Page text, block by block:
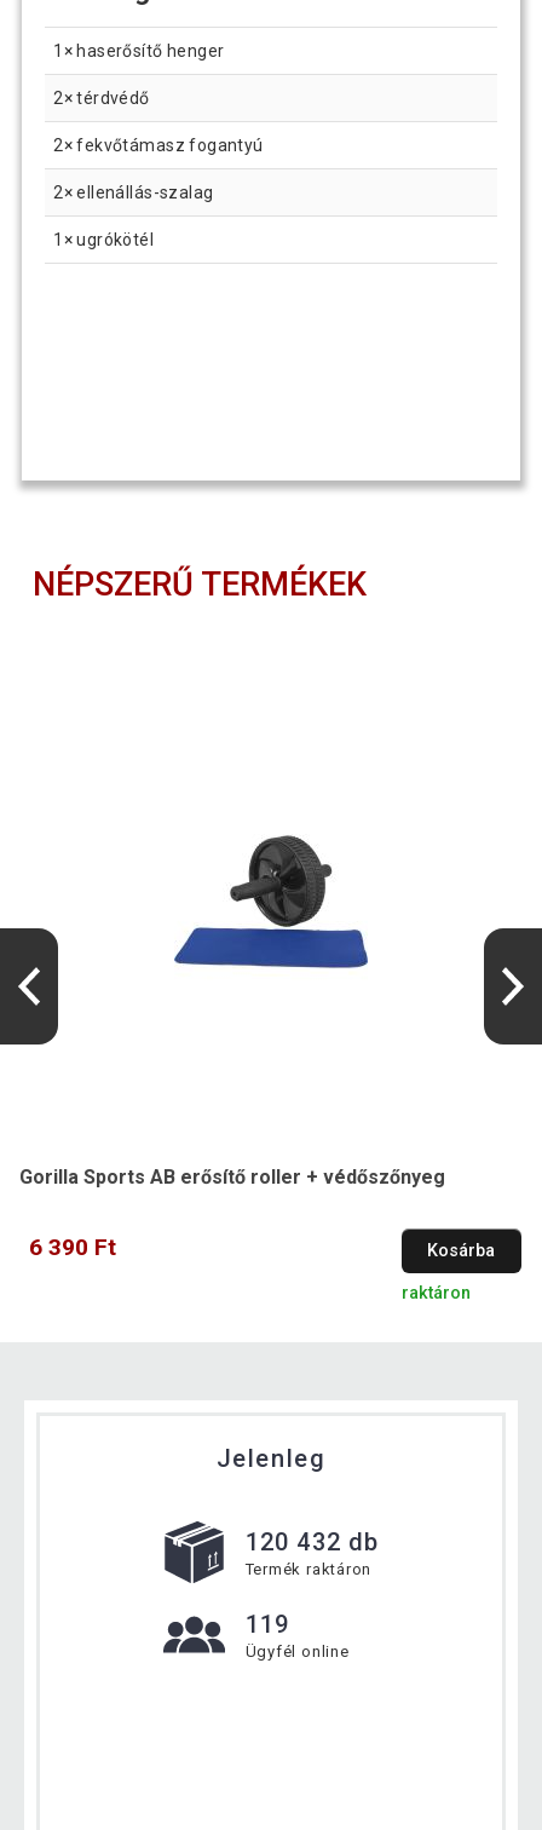
1× haserősítő henger
2× térdvédő
2× fekvőtámasz fogantyú
2× ellenállás-szalag
1× ugrókötél
NÉPSZERŰ TERMÉKEK
Gorilla Sports AB erősítő roller + védőszőnyeg
6 390 Ft Kosárba
raktáron
Jelenleg
120 432 db
Termék raktáron
119
Ügyfél online